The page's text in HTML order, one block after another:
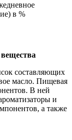
в %
составляющих
масло. Пищевая
В ней
и
а также